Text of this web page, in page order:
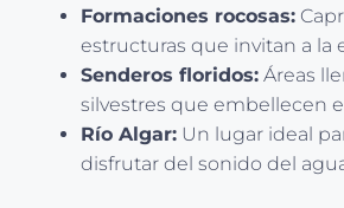
Formaciones rocosas:
estructuras que invitan a la
Senderos floridos: Áreas
silvestres que embellecen
Río Algar: Un lugar ideal
disfrutar del sonido del